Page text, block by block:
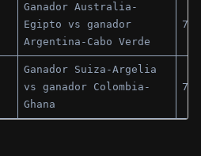
Ganador Australia-
Egipto vs ganador
Argentina-Cabo Verde
7
Ganador Suiza-Argelia
vs ganador Colombia-
Ghana
7